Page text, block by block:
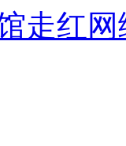
走红网